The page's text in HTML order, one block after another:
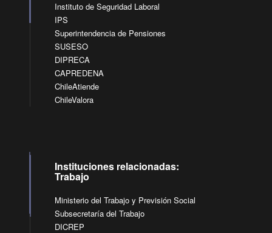
Instituto de Seguridad Laboral
IPS
Superintendencia de Pensiones
SUSESO
DIPRECA
CAPREDENA
ChileAtiende
ChileValora
Instituciones relacionadas:
Trabajo
Ministerio del Trabajo y Previsión Social
Subsecretaría del Trabajo
DICREP